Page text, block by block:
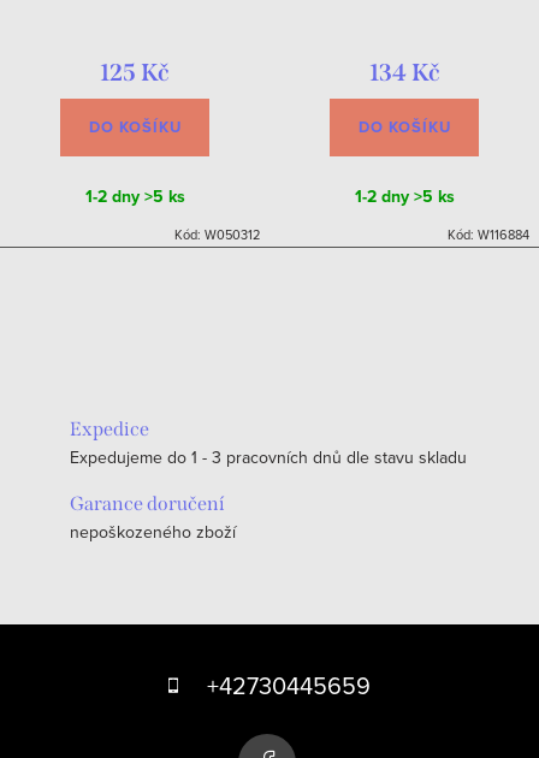
125 Kč
DO KOŠÍKU
1-2 dny>5 ks
Kód: W050312
134 Kč
DO KOŠÍKU
1-2 dny>5 ks
Kód: W116884
Expedice
Expedujeme do 1 - 3 pracovních dnů dle stavu skladu
Garance doručení
nepoškozeného zboží
+42730445659